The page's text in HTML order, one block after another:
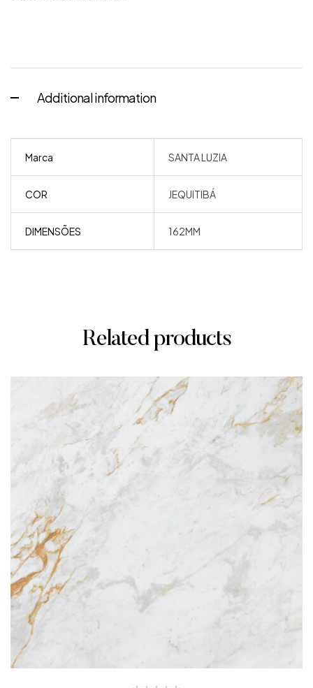
Additional information
Marca SANTA LUZIA
COR JEQUITIBÁ
DIMENSÕES 162MM
Related products